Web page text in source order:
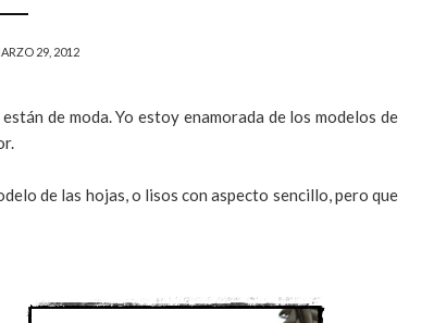
29, 2012
de moda. Yo estoy enamorada de los modelos de
de las hojas, o lisos con aspecto sencillo, pero que